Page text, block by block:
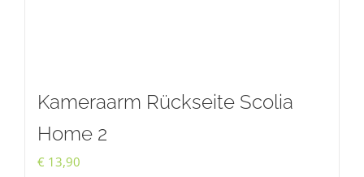
Kameraarm Rückseite Scolia
Home 2
€ 13,90